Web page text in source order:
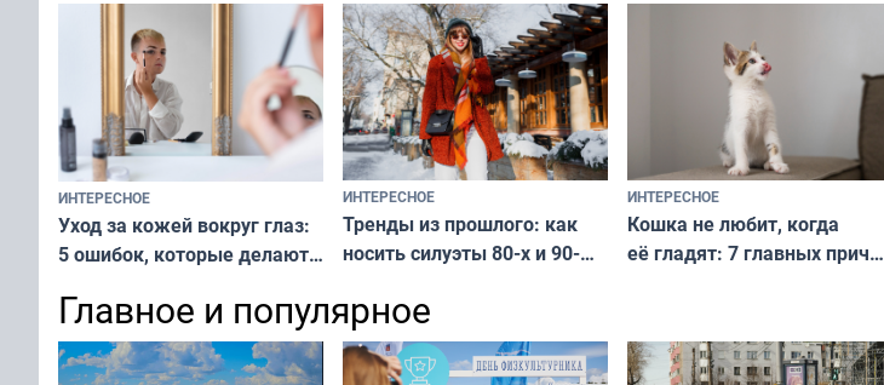
и характером
ИНТЕРЕСНОЕ
Уход за кожей вокруг глаз:
5 ошибок, которые делают
и вернуть свежий взгляд
без дорогих средств
ИНТЕРЕСНОЕ
Тренды из прошлого: как
носить силуэты 80-х и 90-
современно и стильно без
переплат
ИНТЕРЕСНОЕ
Кошка не любит, когда
её гладят: 7 главных причин
независимому питомцу
Главное и популярное